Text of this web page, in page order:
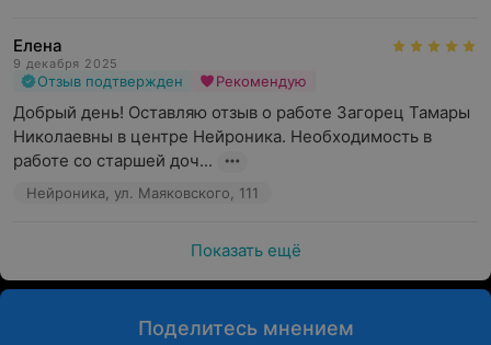
Елена
9 декабря 2025
Отзыв подтвержден Рекомендую
Добрый день! Оставляю отзыв о работе Загорец Тамары
Николаевны в центре Нейроника. Необходимость в
работе со старшей доч...
Нейроника, ул. Маяковского, 111
Показать ещё
Поделитесь мнением